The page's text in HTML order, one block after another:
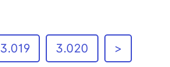
3.019 3.020 >